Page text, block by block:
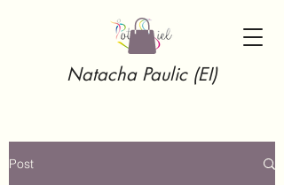
Natacha Paulic (EI)
Post